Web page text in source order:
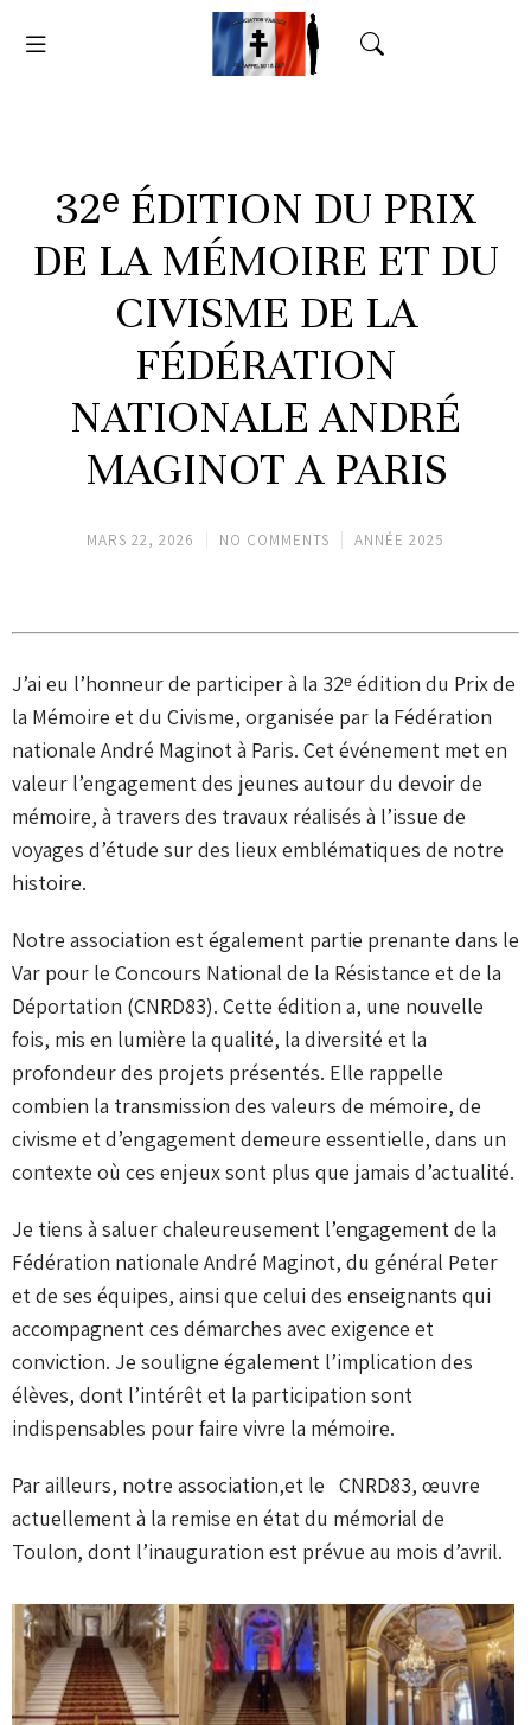
32ᵉ ÉDITION DU PRIX
DE LA MÉMOIRE ET DU
CIVISME DE LA
FÉDÉRATION
NATIONALE ANDRÉ
MAGINOT A PARIS
MARS 22, 2026 NO COMMENTS ANNÉE 2025
J’ai eu l’honneur de participer à la 32ᵉ édition du Prix de
la Mémoire et du Civisme, organisée par la Fédération
nationale André Maginot à Paris. Cet événement met en
valeur l’engagement des jeunes autour du devoir de
mémoire, à travers des travaux réalisés à l’issue de
voyages d’étude sur des lieux emblématiques de notre
histoire.
Notre association est également partie prenante dans le
Var pour le Concours National de la Résistance et de la
Déportation (CNRD83). Cette édition a, une nouvelle
fois, mis en lumière la qualité, la diversité et la
profondeur des projets présentés. Elle rappelle
combien la transmission des valeurs de mémoire, de
civisme et d’engagement demeure essentielle, dans un
contexte où ces enjeux sont plus que jamais d’actualité.
Je tiens à saluer chaleureusement l’engagement de la
Fédération nationale André Maginot, du général Peter
et de ses équipes, ainsi que celui des enseignants qui
accompagnent ces démarches avec exigence et
conviction. Je souligne également l’implication des
élèves, dont l’intérêt et la participation sont
indispensables pour faire vivre la mémoire.
Par ailleurs, notre association,et le CNRD83, œuvre
actuellement à la remise en état du mémorial de
Toulon, dont l’inauguration est prévue au mois d’avril.